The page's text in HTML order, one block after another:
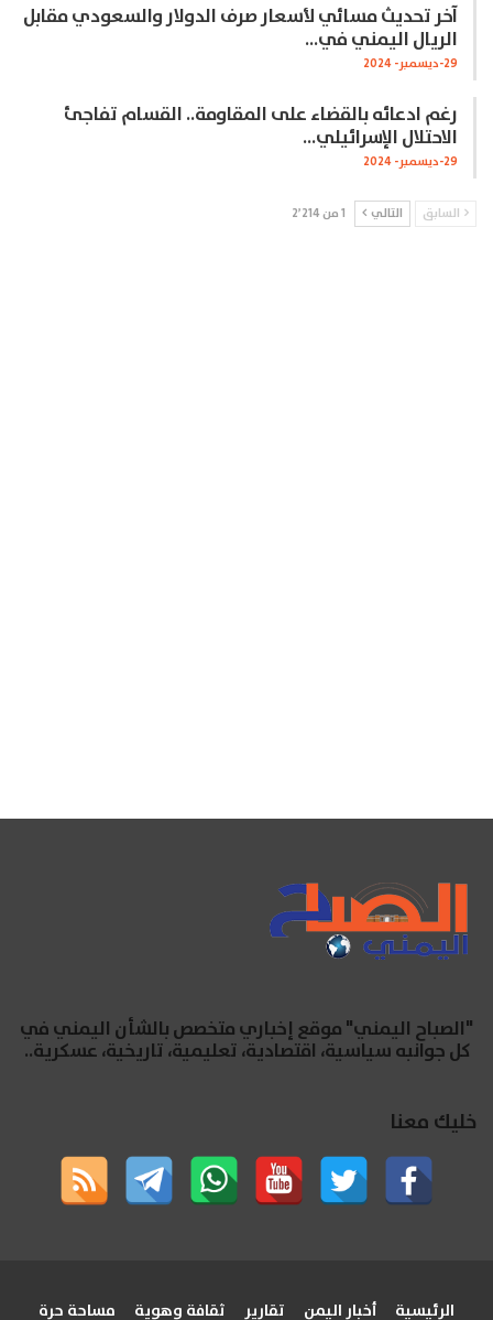
آخر تحديث مسائي لأسعار صرف الدولار والسعودي مقابل
الريال اليمني في…
29-ديسمبر- 2024
رغم ادعائه بالقضاء على المقاومة.. القسام تفاجئ
الاحتلال الإسرائيلي…
29-ديسمبر- 2024
السابق التالي 1 من 2٬214
"الصباح اليمني" موقع إخباري متخصص بالشأن اليمني في
كل جوانبه سياسية، اقتصادية، تعليمية، تاريخية، عسكرية..
خليك معنا
الرئيسية أخبار اليمن تقارير ثقافة وهوية مساحة حرة